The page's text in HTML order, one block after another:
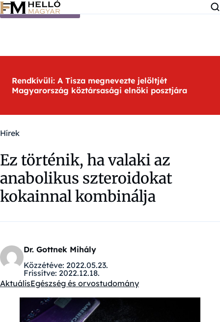
Ugrás a tartalomra
Rendkívüli: A Tisza megnevezte jelöltjét
Magyarország köztársasági elnöki posztjára
Hírek
Ez történik, ha valaki az
anabolikus szteroidokat
kokainnal kombinálja
Dr. Gottnek Mihály
Közzétéve: 2022.05.23.
Frissítve: 2022.12.18.
Kategóriák:
AktuálisEgészség és orvostudomány